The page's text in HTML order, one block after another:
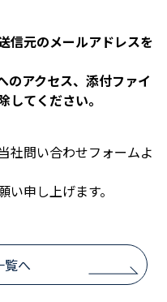
信元のメールアドレスを
のアクセス、添付ファイ
てください。
社問い合わせフォームよ
申し上げます。
覧へ